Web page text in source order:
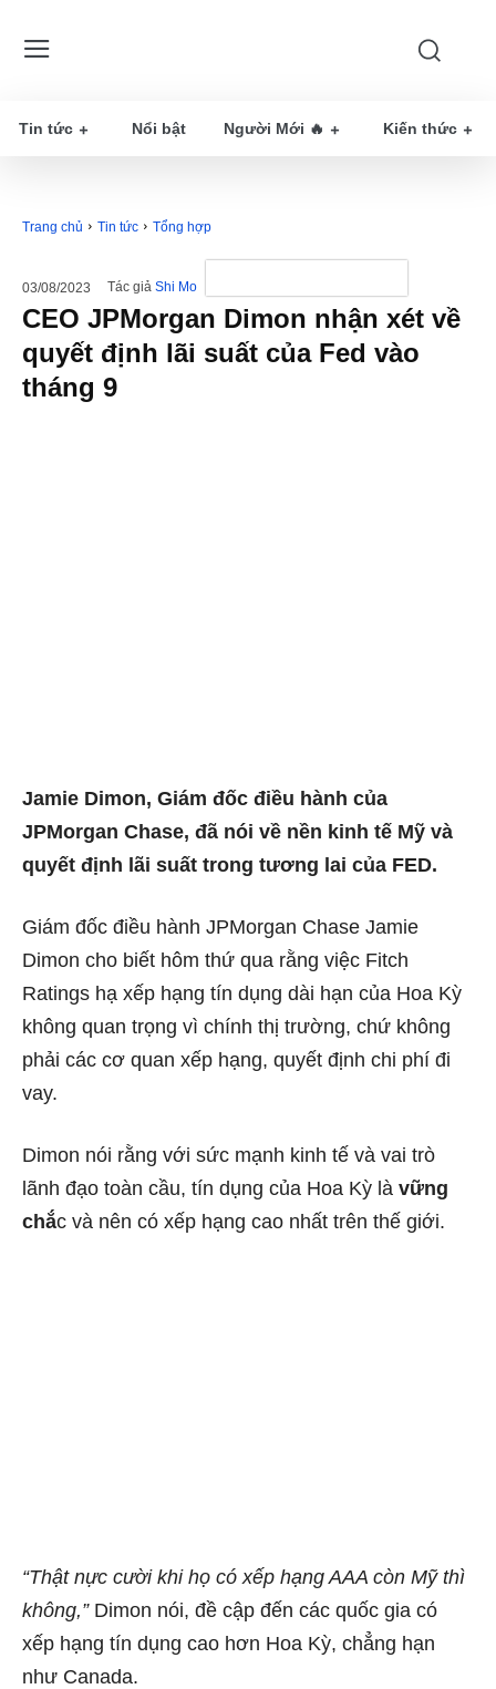
Tin tức Nổi bật Người Mới 🔥 Kiến thức
Trang chủ Tin tức Tổng hợp
03/08/2023 Tác giả Shi Mo
CEO JPMorgan Dimon nhận xét về
quyết định lãi suất của Fed vào
tháng 9
Jamie Dimon, Giám đốc điều hành của
JPMorgan Chase, đã nói về nền kinh tế Mỹ và
quyết định lãi suất trong tương lai của FED.
Giám đốc điều hành JPMorgan Chase Jamie
Dimon cho biết hôm thứ qua rằng việc Fitch
Ratings hạ xếp hạng tín dụng dài hạn của Hoa Kỳ
không quan trọng vì chính thị trường, chứ không
phải các cơ quan xếp hạng, quyết định chi phí đi
vay.
Dimon nói rằng với sức mạnh kinh tế và vai trò
lãnh đạo toàn cầu, tín dụng của Hoa Kỳ là vững
chắc và nên có xếp hạng cao nhất trên thế giới.
“Thật nực cười khi họ có xếp hạng AAA còn Mỹ thì
không,”Dimon nói, đề cập đến các quốc gia có
xếp hạng tín dụng cao hơn Hoa Kỳ, chẳng hạn
như Canada.